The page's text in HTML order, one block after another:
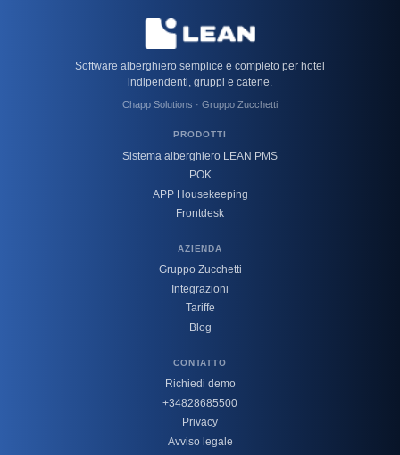
Software alberghiero semplice e completo per hotel
indipendenti, gruppi e catene.
Chapp Solutions · Gruppo Zucchetti
PRODOTTI
Sistema alberghiero LEAN PMS
POK
APP Housekeeping
Frontdesk
AZIENDA
Gruppo Zucchetti
Integrazioni
Tariffe
Blog
CONTATTO
Richiedi demo
+34828685500
Privacy
Avviso legale